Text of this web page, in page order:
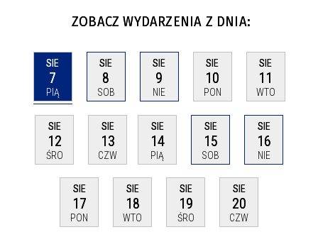
ZOBACZ WYDARZENIA Z DNIA:
SIE
7
PIĄ
SIE
8
SOB
SIE
9
NIE
SIE
10
PON
SIE
11
WTO
SIE
12
ŚRO
SIE
13
CZW
SIE
14
PIĄ
SIE
15
SOB
SIE
16
NIE
SIE
17
PON
SIE
18
WTO
SIE
19
ŚRO
SIE
20
CZW